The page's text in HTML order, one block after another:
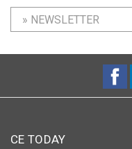
» NEWSLETTER
CE TODAY